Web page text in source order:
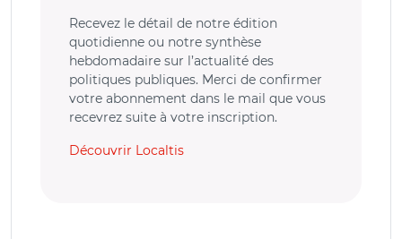
Recevez le détail de notre édition
quotidienne ou notre synthèse
hebdomadaire sur l’actualité des
politiques publiques. Merci de confirmer
votre abonnement dans le mail que vous
recevrez suite à votre inscription.
Découvrir Localtis